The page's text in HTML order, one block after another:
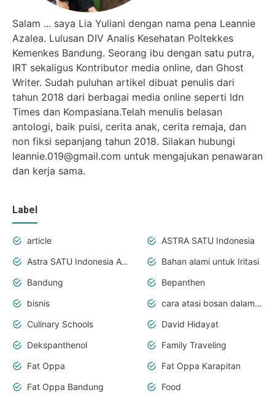
Salam ... saya Lia Yuliani dengan nama pena Leannie
Azalea. Lulusan DIV Analis Kesehatan Poltekkes
Kemenkes Bandung. Seorang ibu dengan satu putra,
IRT sekaligus Kontributor media online, dan Ghost
Writer. Sudah puluhan artikel dibuat penulis dari
tahun 2018 dari berbagai media online seperti Idn
Times dan Kompasiana.Telah menulis belasan
antologi, baik puisi, cerita anak, cerita remaja, dan
non fiksi sepanjang tahun 2018. Silakan hubungi
leannie.019@gmail.com untuk mengajukan penawaran
dan kerja sama.
Label
article
ASTRA SATU Indonesia
Astra SATU Indonesia Awards
Bahan alami untuk Iritasi
Bandung
Bepanthen
bisnis
cara atasi bosan dalam perjalanan
Culinary Schools
David Hidayat
Dekspanthenol
Family Traveling
Fat Oppa
Fat Oppa Karapitan
Fat Oppa Bandung
Food